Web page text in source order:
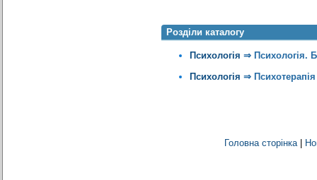
Розділи каталогу
Психологія ⇒ Психологія.
Психологія ⇒ Психотерапія
Головна сторінка|